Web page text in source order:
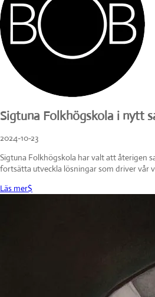
Sigtuna Folkhögskola i nytt
2024-10-23
Sigtuna Folkhögskola har valt att återigen
fortsätta utveckla lösningar som driver vår
Läs mer$